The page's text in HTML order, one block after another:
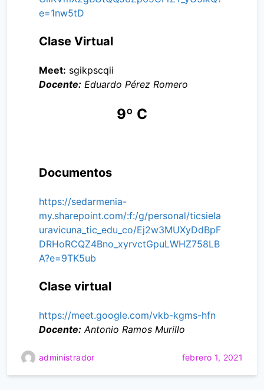
e=1nw5tD
Clase Virtual
Meet: sgikpscqii
Docente: Eduardo Pérez Romero
9º C
Documentos
https://sedarmenia-
my.sharepoint.com/:f:/g/personal/ticsiela
uravicuna_tic_edu_co/Ej2w3MUXyDdBpF
DRHoRCQZ4Bno_xyrvctGpuLWHZ758LB
A?e=9TK5ub
Clase virtual
https://meet.google.com/vkb-kgms-hfn
Docente: Antonio Ramos Murillo
administrador febrero 1, 2021